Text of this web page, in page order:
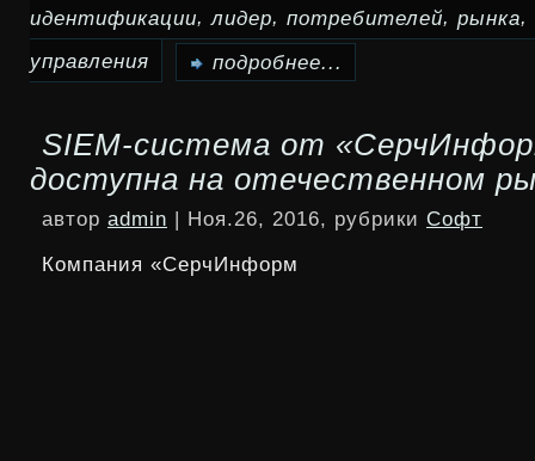
записи
Gigya
лидер
рынка
систем
идентификации
идентификации, лидер, потребителей, рынка,
управления
подробнее...
SIEM-система от
доступна на отечественном
автор admin | Ноя.26, 2016, рубрики Софт
Компания «СерчИнформ